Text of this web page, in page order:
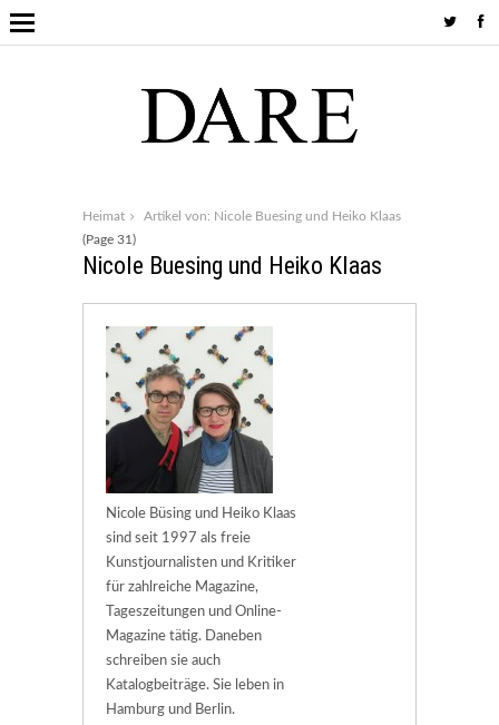
Heimat
Artikel von: Nicole Buesing und Heiko Klaas
(Page 31)
Nicole Buesing und Heiko Klaas
Nicole Büsing und Heiko Klaas
sind seit 1997 als freie
Kunstjournalisten und Kritiker
für zahlreiche Magazine,
Tageszeitungen und Online-
Magazine tätig. Daneben
schreiben sie auch
Katalogbeiträge. Sie leben in
Hamburg und Berlin.